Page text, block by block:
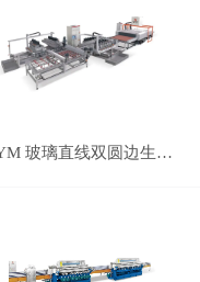
FSYM 玻璃直线双圆边生产线